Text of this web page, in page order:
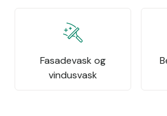
Fasadevask og
vindusvask